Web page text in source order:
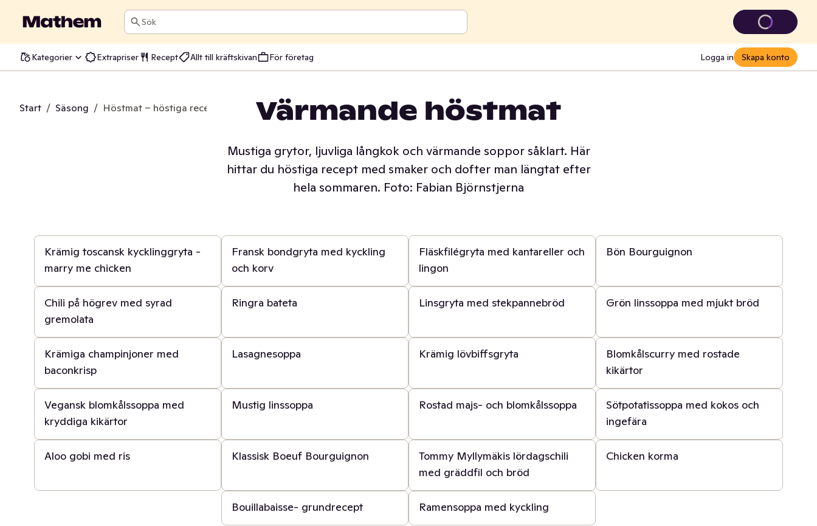
Sök
Kategorier Extrapriser Recept Allt till kräftskivan För företag Logga in Skapa konto
Start / Säsong / Höstmat – höstiga recept från MathemVärmande höstmat
Mustiga grytor, ljuvliga långkok och värmande soppor såklart. Här
hittar du höstiga recept med smaker och dofter man längtat efter
hela sommaren. Foto: Fabian Björnstjerna
Krämig toscansk kycklinggryta -
marry me chicken
Fransk bondgryta med kyckling
och korv
Fläskfilégryta med kantareller och
lingon
Bön Bourguignon
5 t
Chili på högrev med syrad
gremolata
40 min
Ringra bateta
40 min
Linsgryta med stekpannebröd Grön linssoppa med mjukt bröd
20 min
Krämiga champinjoner med
baconkrisp
Lasagnesoppa Krämig lövbiffsgryta
Blomkålscurry med rostade
kikärtor
30 min
Vegansk blomkålssoppa med
kryddiga kikärtor
Mustig linssoppa Rostad majs- och blomkålssoppa
30 min
Sötpotatissoppa med kokos och
ingefära
30 min
Aloo gobi med ris Klassisk Boeuf Bourguignon
Tommy Myllymäkis lördagschili
med gräddfil och bröd
1 t 30 min
Chicken korma
Bouillabaisse- grundrecept
45 min
Ramensoppa med kyckling